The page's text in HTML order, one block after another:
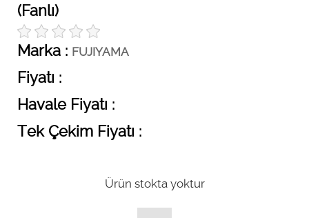
(Fanlı)
Marka : FUJIYAMA
Fiyatı :
Havale Fiyatı :
Tek Çekim Fiyatı :
Ürün stokta yoktur